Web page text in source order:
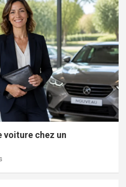
voiture chez un